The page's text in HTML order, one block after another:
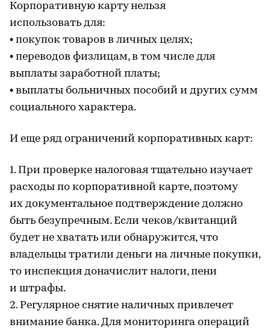
Корпоративную карту нельзя
использовать для:
• покупок товаров в личных целях;
• переводов физлицам, в том числе для
выплаты заработной платы;
• выплаты больничных пособий и других сумм
социального характера.
И еще ряд ограничений корпоративных карт:
1. При проверке налоговая тщательно изучает
расходы по корпоративной карте, поэтому
их документальное подтверждение должно
быть безупречным. Если чеков/квитанций
будет не хватать или обнаружится, что
владельцы тратили деньги на личные покупки,
то инспекция доначислит налоги, пени
и штрафы.
2. Регулярное снятие наличных привлечет
внимание банка. Для мониторинга операций